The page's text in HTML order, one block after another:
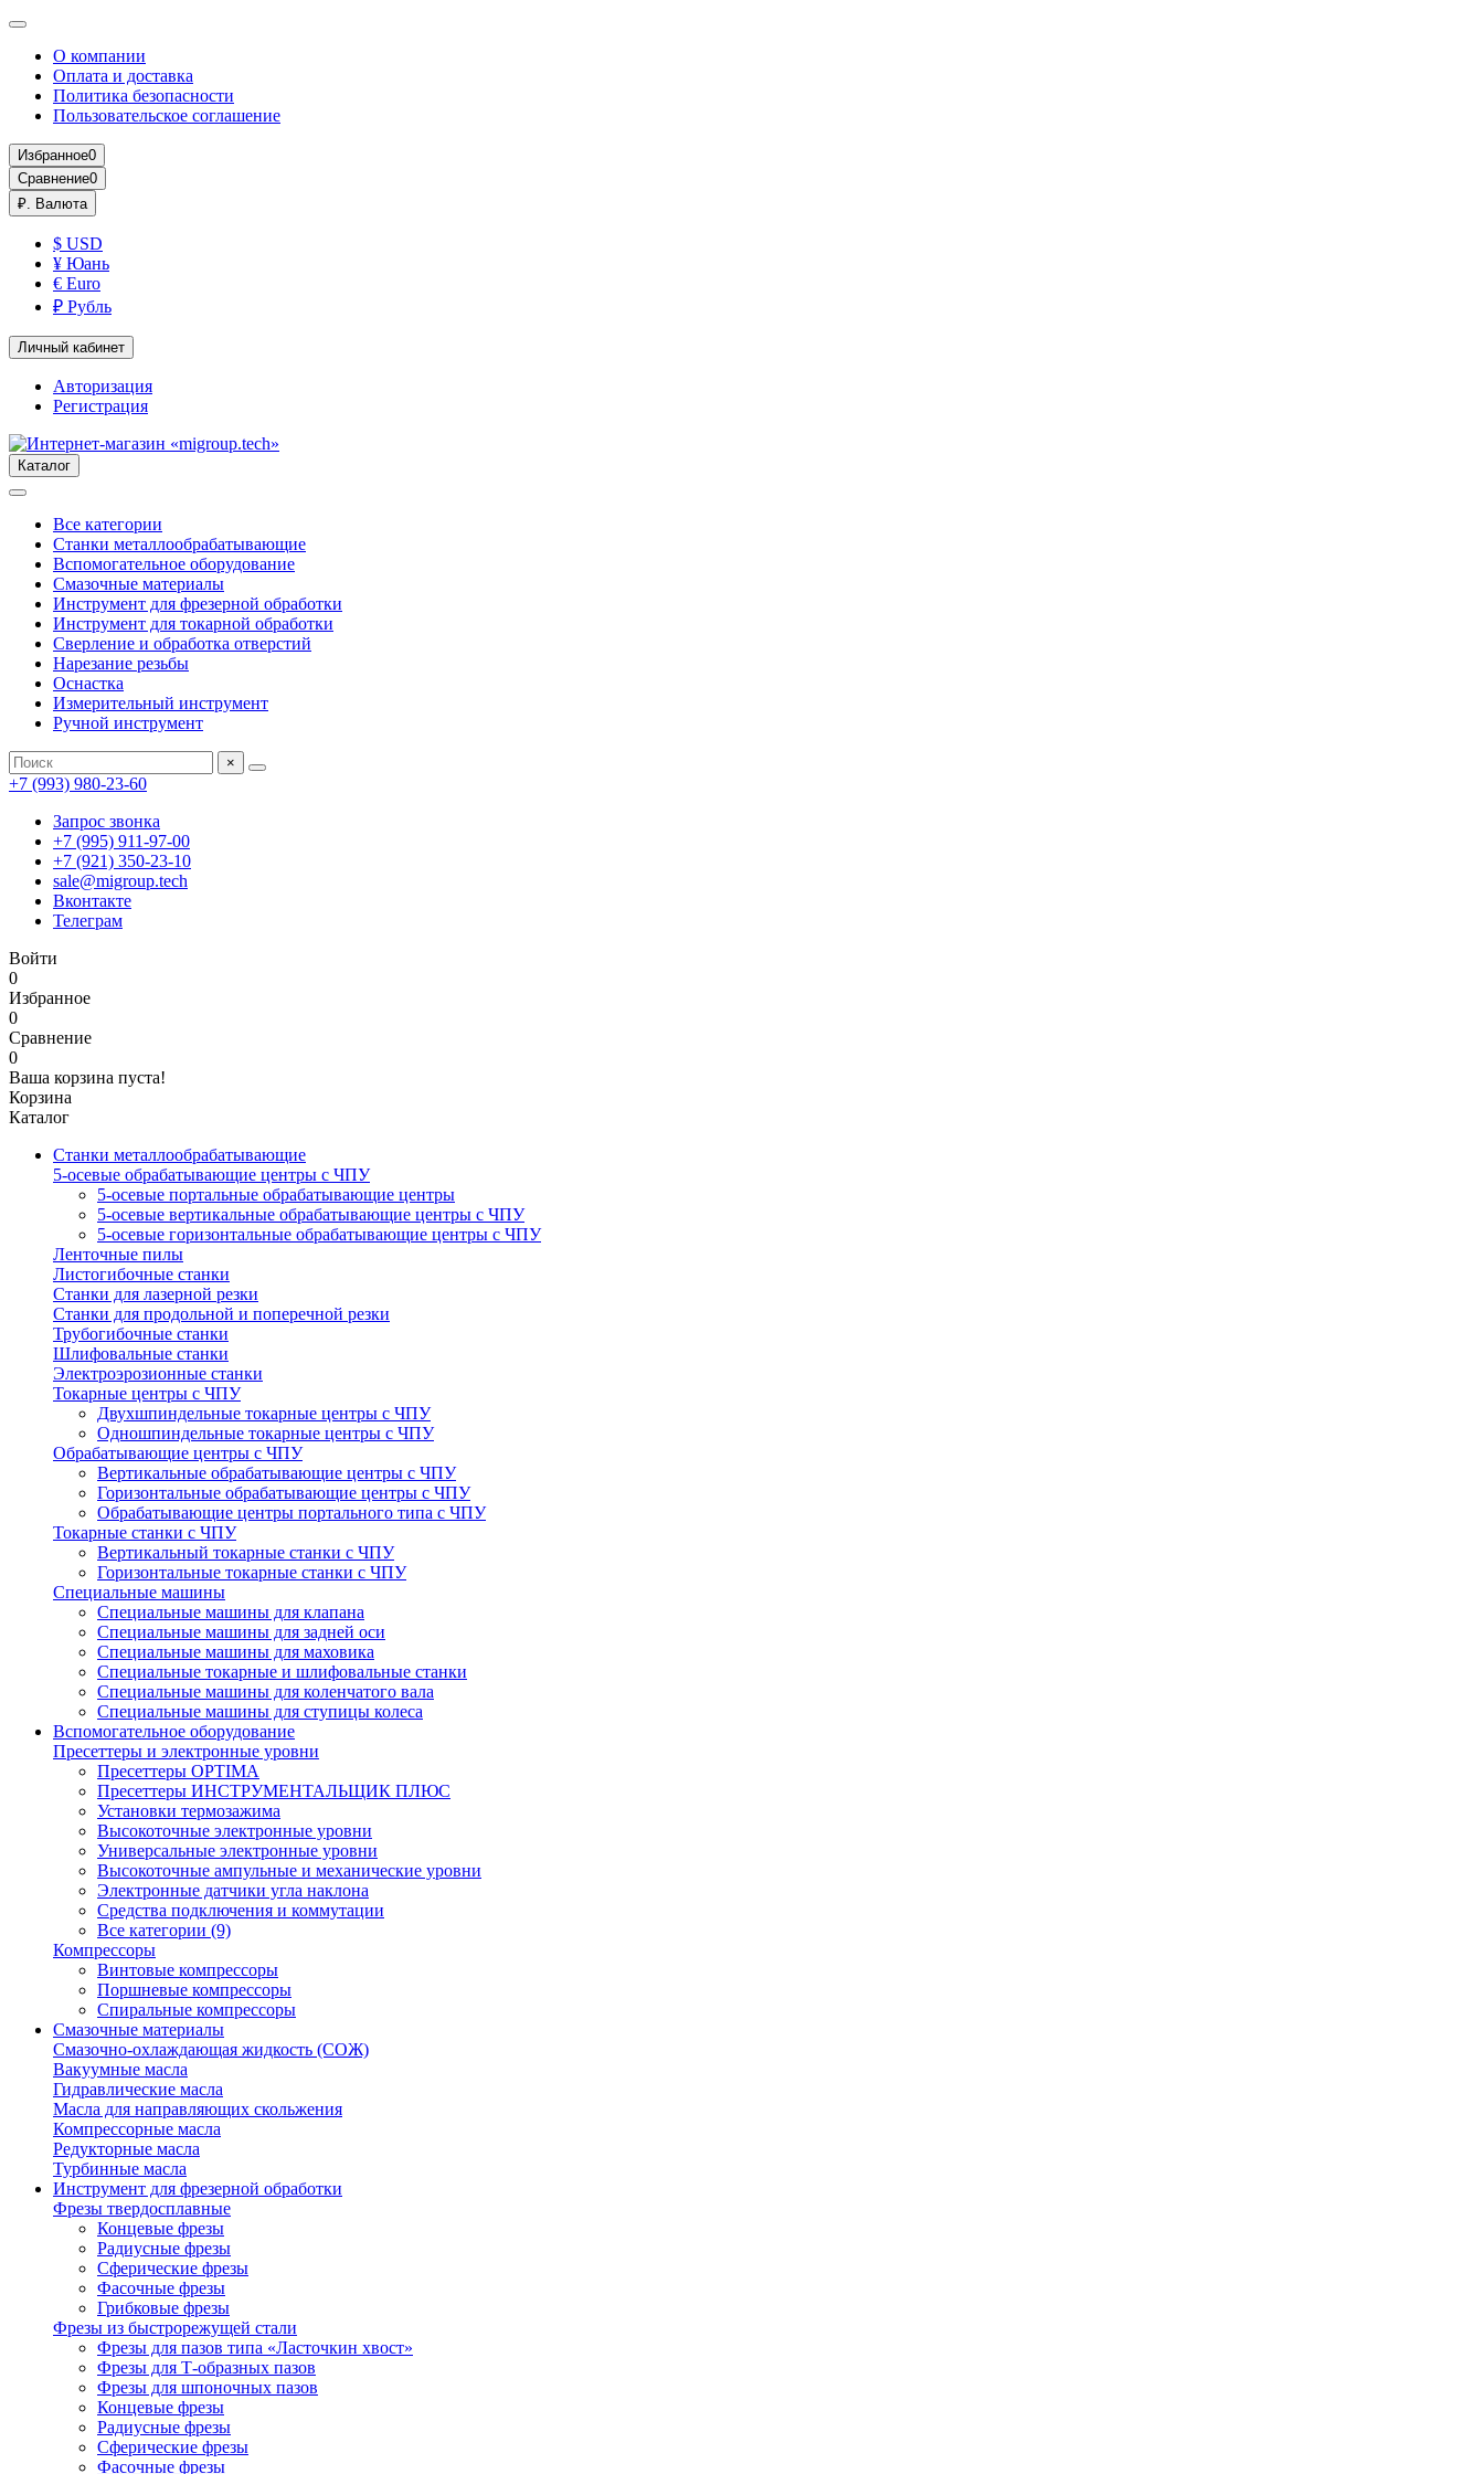
О компании
Оплата и доставка
Политика безопасности
Пользовательское соглашение
Избранное0
Сравнение0
₽. Валюта
$ USD
¥ Юань
€ Euro
₽ Рубль
Личный кабинет
Авторизация
Регистрация
Каталог
Все категории
Станки металлообрабатывающие
Вспомогательное оборудование
Смазочные материалы
Инструмент для фрезерной обработки
Инструмент для токарной обработки
Сверление и обработка отверстий
Нарезание резьбы
Оснастка
Измерительный инструмент
Ручной инструмент
×
+7 (993) 980-23-60
Запрос звонка
+7 (995) 911-97-00
+7 (921) 350-23-10
sale@migroup.tech
Вконтакте
Телеграм
Войти
0
Избранное
0
Сравнение
0
Ваша корзина пуста!
Корзина
Каталог
Станки металлообрабатывающие
5-осевые обрабатывающие центры с ЧПУ
5-осевые портальные обрабатывающие центры
5-осевые вертикальные обрабатывающие центры с ЧПУ
5-осевые горизонтальные обрабатывающие центры с ЧПУ
Ленточные пилы
Листогибочные станки
Станки для лазерной резки
Станки для продольной и поперечной резки
Трубогибочные станки
Шлифовальные станки
Электроэрозионные станки
Токарные центры с ЧПУ
Двухшпиндельные токарные центры с ЧПУ
Одношпиндельные токарные центры с ЧПУ
Обрабатывающие центры с ЧПУ
Вертикальные обрабатывающие центры с ЧПУ
Горизонтальные обрабатывающие центры с ЧПУ
Обрабатывающие центры портального типа с ЧПУ
Токарные станки с ЧПУ
Вертикальный токарные станки с ЧПУ
Горизонтальные токарные станки с ЧПУ
Специальные машины
Специальные машины для клапана
Специальные машины для задней оси
Специальные машины для маховика
Специальные токарные и шлифовальные станки
Специальные машины для коленчатого вала
Специальные машины для ступицы колеса
Вспомогательное оборудование
Пресеттеры и электронные уровни
Пресеттеры OPTIMA
Пресеттеры ИНСТРУМЕНТАЛЬЩИК ПЛЮС
Установки термозажима
Высокоточные электронные уровни
Универсальные электронные уровни
Высокоточные ампульные и механические уровни
Электронные датчики угла наклона
Средства подключения и коммутации
Все категории (9)
Компрессоры
Винтовые компрессоры
Поршневые компрессоры
Спиральные компрессоры
Смазочные материалы
Смазочно-охлаждающая жидкость (СОЖ)
Вакуумные масла
Гидравлические масла
Масла для направляющих скольжения
Компрессорные масла
Редукторные масла
Турбинные масла
Инструмент для фрезерной обработки
Фрезы твердосплавные
Концевые фрезы
Радиусные фрезы
Сферические фрезы
Фасочные фрезы
Грибковые фрезы
Фрезы из быстрорежущей стали
Фрезы для пазов типа «Ласточкин хвост»
Фрезы для Т-образных пазов
Фрезы для шпоночных пазов
Концевые фрезы
Радиусные фрезы
Сферические фрезы
Фасочные фрезы